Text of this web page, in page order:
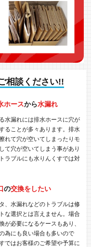
相談ください!!
ホースから水漏れ
水漏れには排水ホースに穴が
ることが多々あります。排水
れて穴が空いてしまったりモ
て穴が空いてしまう事があり
ラブルにも水りんくすでは対
の交換をしたい
、水漏れなどのトラブルは修
な選択とは言えません。場合
が必要になるケースもあり、
為にも良い場合も多いので
ではお客様のご希望や予算に